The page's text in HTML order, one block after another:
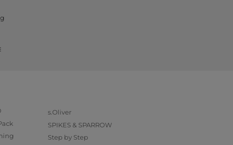
s.Oliver
SPIKES & SPARROW
Step by Step